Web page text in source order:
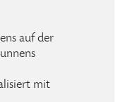
auf der
mit